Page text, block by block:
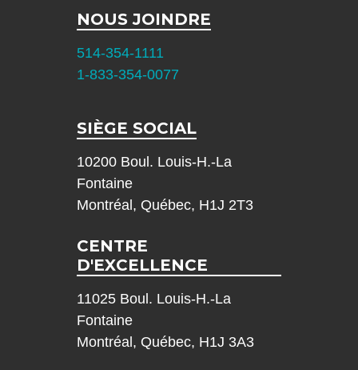
NOUS JOINDRE
514-354-1111
1-833-354-0077
SIÈGE SOCIAL
10200 Boul. Louis-H.-La
Fontaine
Montréal, Québec, H1J 2T3
CENTRE
D'EXCELLENCE
11025 Boul. Louis-H.-La
Fontaine
Montréal, Québec, H1J 3A3